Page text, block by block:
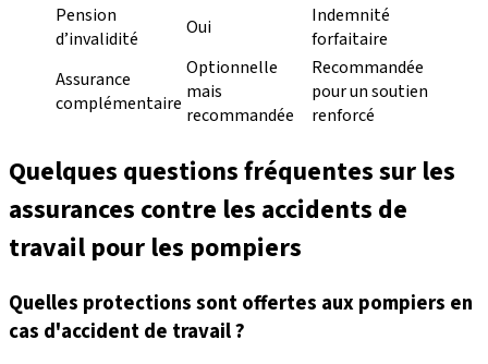
Pension
d’invalidité
Oui
Indemnité
forfaitaire
Assurance
complémentaire
Optionnelle
mais
recommandée
Recommandée
pour un soutien
renforcé
Quelques questions fréquentes sur les
assurances contre les accidents de
travail pour les pompiers
Quelles protections sont offertes aux pompiers en
cas d'accident de travail ?